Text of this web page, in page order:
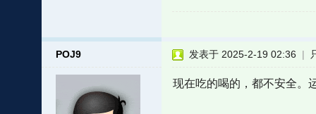
POJ9 发表于 2025-2-19 02:36 |
现在吃的喝的，都不安全。